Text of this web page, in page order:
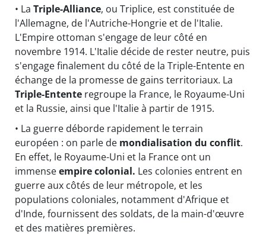
• La Triple-Alliance, ou Triplice, est constituée de
l'Allemagne, de l'Autriche-Hongrie et de l'Italie.
L'Empire ottoman s'engage de leur côté en
novembre 1914. L'Italie décide de rester neutre, puis
s'engage finalement du côté de la Triple-Entente en
échange de la promesse de gains territoriaux. La
Triple-Entente regroupe la France, le Royaume-Uni
et la Russie, ainsi que l'Italie à partir de 1915.
• La guerre déborde rapidement le terrain
européen : on parle de mondialisation du conflit.
En effet, le Royaume-Uni et la France ont un
immenseempire colonial. Les colonies entrent en
guerre aux côtés de leur métropole, et les
populations coloniales, notamment d'Afrique et
d'Inde, fournissent des soldats, de la main-d'œuvre
et des matières premières.